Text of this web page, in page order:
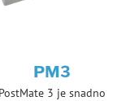
PM3
PostMate 3 je snadno